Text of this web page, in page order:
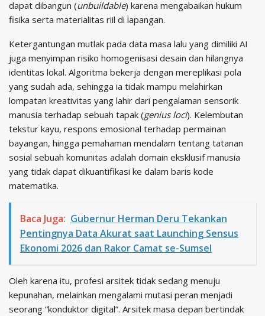
dapat dibangun (unbuildable) karena mengabaikan hukum
fisika serta materialitas riil di lapangan.
Ketergantungan mutlak pada data masa lalu yang dimiliki AI
juga menyimpan risiko homogenisasi desain dan hilangnya
identitas lokal. Algoritma bekerja dengan mereplikasi pola
yang sudah ada, sehingga ia tidak mampu melahirkan
lompatan kreativitas yang lahir dari pengalaman sensorik
manusia terhadap sebuah tapak (genius loci). Kelembutan
tekstur kayu, respons emosional terhadap permainan
bayangan, hingga pemahaman mendalam tentang tatanan
sosial sebuah komunitas adalah domain eksklusif manusia
yang tidak dapat dikuantifikasi ke dalam baris kode
matematika.
Baca Juga: Gubernur Herman Deru Tekankan
Pentingnya Data Akurat saat Launching Sensus
Ekonomi 2026 dan Rakor Camat se-Sumsel
Oleh karena itu, profesi arsitek tidak sedang menuju
kepunahan, melainkan mengalami mutasi peran menjadi
seorang “konduktor digital”. Arsitek masa depan bertindak